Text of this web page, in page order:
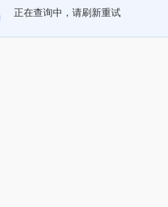
正在查询中，请刷新重试